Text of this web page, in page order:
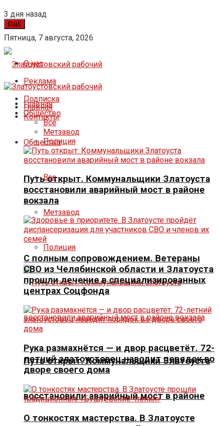
3 дня назад
ЕЩЁ
Пятница, 7 августа, 2026
О нас
Реклама
Подписка
Контакты
Главная
Общество
Все
Метзавод
Полиция
Путь открыт. Коммунальщики Златоуста
восстановили аварийный мост в районе
Главная
Общество
Все
Метзавод
Полиция
Путь открыт. Коммунальщики Златоуста
восстановили аварийный мост в районе
вокзала
С полным сопровождением. Ветераны
СВО из Челябинской области и Златоуста
прошли лечение в специализированных
центрах Соцфонда
Рука размахнётся — и двор расцветёт. 72-
летний златоустовец наводит порядок во
дворе своего дома
О тонкостях мастерства. В Златоусте